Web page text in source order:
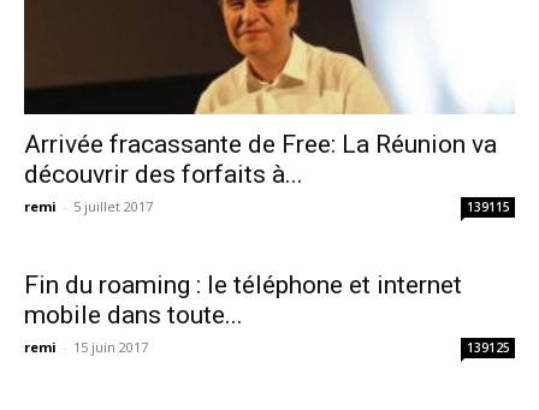
Arrivée fracassante de Free: La Réunion va
découvrir des forfaits à...
remi - 5 juillet 2017 139115
Fin du roaming : le téléphone et internet
mobile dans toute...
remi - 15 juin 2017 139125